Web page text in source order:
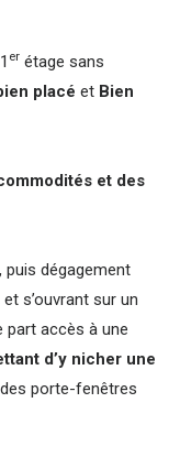
er étage sans
placé et Bien
et des
puis dégagement
s’ouvrant sur un
part accès à une
d’y nicher une
porte-fenêtres